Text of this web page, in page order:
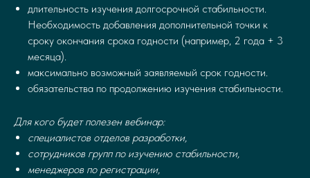
длительность изучения долгосрочной стабильности.
Необходимость добавления дополнительной точки к
сроку окончания срока годности (например, 2 года + 3
месяца).
максимально возможный заявляемый срок годности.
обязательства по продолжению изучения стабильности.
Для кого будет полезен вебинар:
специалистов отделов разработки,
сотрудников групп по изучению стабильности,
менеджеров по регистрации,